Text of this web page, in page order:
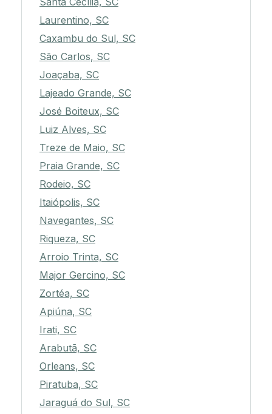
Laurentino, SC
Caxambu do Sul, SC
São Carlos, SC
Joaçaba, SC
Lajeado Grande, SC
José Boiteux, SC
Luiz Alves, SC
Treze de Maio, SC
Praia Grande, SC
Rodeio, SC
Itaiópolis, SC
Navegantes, SC
Riqueza, SC
Arroio Trinta, SC
Major Gercino, SC
Zortéa, SC
Apiúna, SC
Irati, SC
Arabutã, SC
Orleans, SC
Piratuba, SC
Jaraguá do Sul, SC